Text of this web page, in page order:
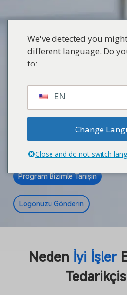
KETE MAKİNA
Daha Değerli
Özelleştirilmiş
Makinesi ve Şampanya
Bu Makineyi Labelexpo Europe
Getireceğiz ve Yapabiliriz
Program Bizimle Tanışın
Logonuzu Gönderin
Neden İyi İşler
We've detected you
different language. Do
to:
EN
Change
Close and do not switch